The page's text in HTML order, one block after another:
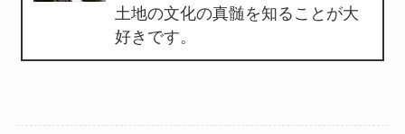
土地の文化の真髄を知ることが大
好きです。